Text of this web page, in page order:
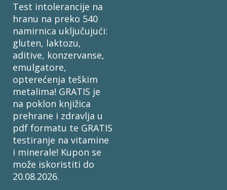
Test intolerancije na
hranu na preko 540
namirnica uključujući:
gluten, laktozu,
aditive, konzervanse,
emulgatore,
opterećenja teškim
metalima! GRATIS je
na poklon knjižica
prehrane i zdravlja u
pdf formatu te GRATIS
testiranje na vitamine
i minerale! Kupon se
može iskoristiti do
20.08.2026.